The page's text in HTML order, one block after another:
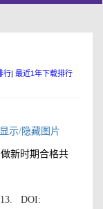
行 最近1年下载排行
显示/隐藏图片
新时期合格共
DOI: